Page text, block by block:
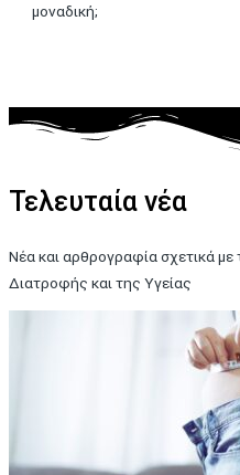
μοναδική;
Τελευταία νέα
Νέα και αρθρογραφία σχετικά με
Διατροφής και της Υγείας